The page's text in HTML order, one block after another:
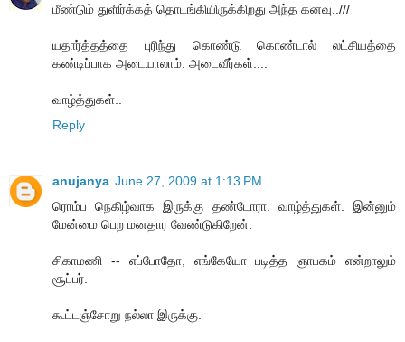
மீண்டும் துளிர்க்கத் தொடங்கியிருக்கிறது அந்த கனவு..///
யதார்த்தத்தை புரிந்து கொண்டு கொண்டால் லட்சியத்தை
கண்டிப்பாக அடையாலாம். அடைவீர்கள்....
வாழ்த்துகள்..
Reply
anujanya June 27, 2009 at 1:13 PM
ரொம்ப நெகிழ்வாக இருக்கு தண்டோரா. வாழ்த்துகள். இன்னும்
மேன்மை பெற மனதார வேண்டுகிறேன்.
சிகாமணி -- எப்போதோ, எங்கேயோ படித்த ஞாபகம் என்றாலும்
சூப்பர்.
கூட்டஞ்சோறு நல்லா இருக்கு.